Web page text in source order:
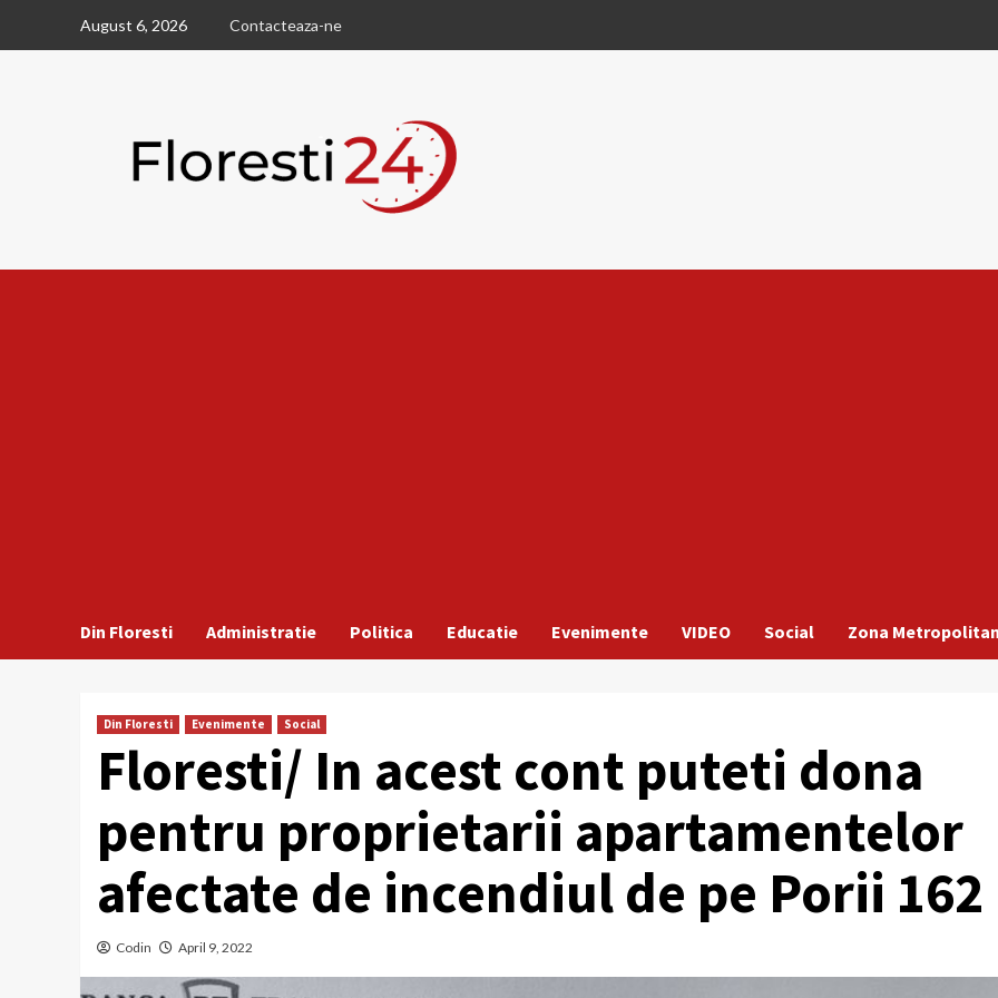
August 6, 2026 Contacteaza-ne
Din Floresti Administratie Politica Educatie Evenimente VIDEO Social Zona
Din Floresti Evenimente Social
Floresti/ In acest cont puteti dona
pentru proprietarii apartamentelor
afectate de incendiul de pe Porii 162
Codin April 9, 2022